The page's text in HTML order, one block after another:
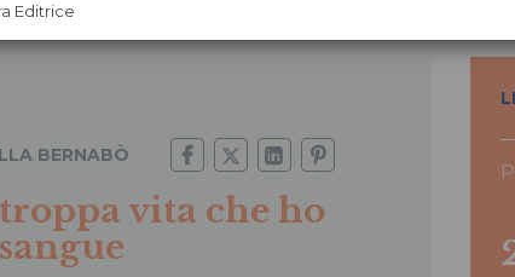
BERNABÒ
vita che ho
Editrice